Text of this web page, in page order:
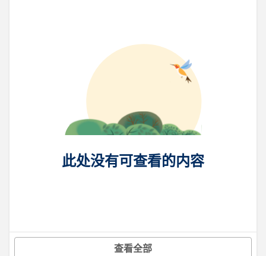
此处没有可查看的内容
查看全部